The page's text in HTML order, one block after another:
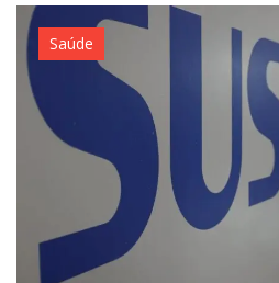
Saúde